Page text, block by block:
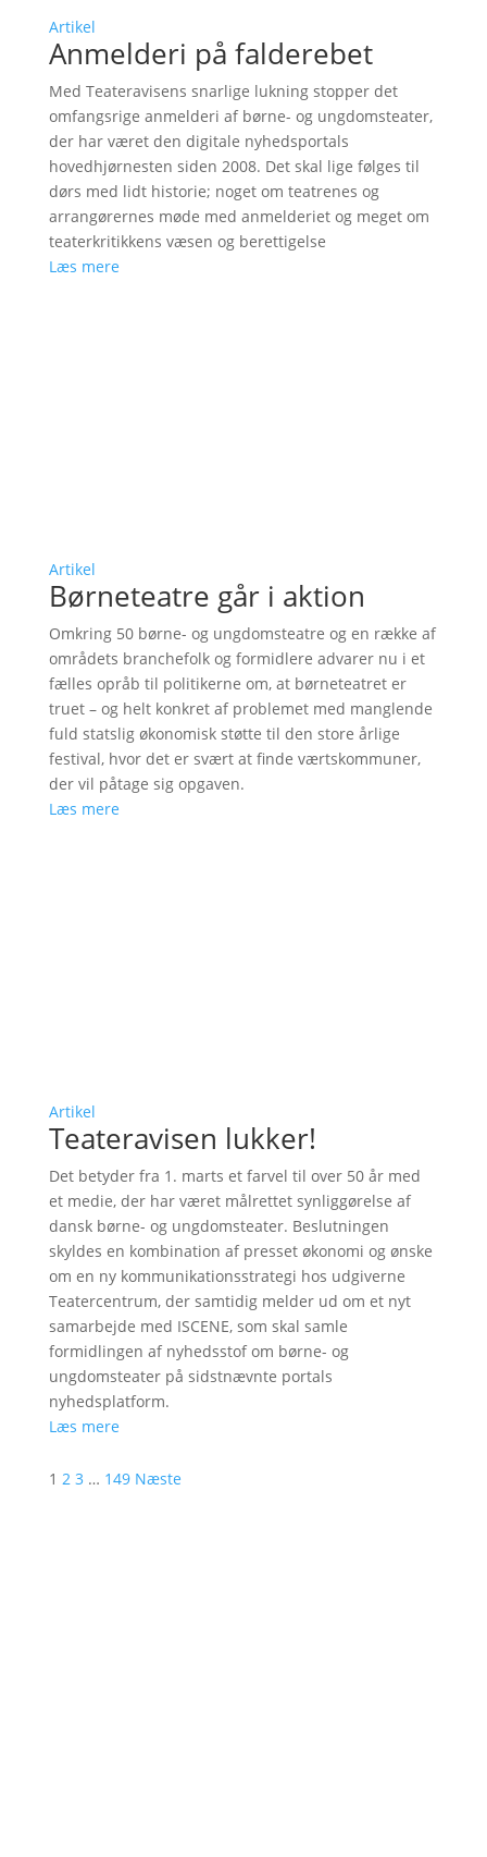
Artikel
Anmelderi på falderebet
Med Teateravisens snarlige lukning stopper det
omfangsrige anmelderi af børne- og ungdomsteater,
der har været den digitale nyhedsportals
hovedhjørnesten siden 2008. Det skal lige følges til
dørs med lidt historie; noget om teatrenes og
arrangørernes møde med anmelderiet og meget om
teaterkritikkens væsen og berettigelse
Læs mere
Artikel
Børneteatre går i aktion
Omkring 50 børne- og ungdomsteatre og en række af
områdets branchefolk og formidlere advarer nu i et
fælles opråb til politikerne om, at børneteatret er
truet – og helt konkret af problemet med manglende
fuld statslig økonomisk støtte til den store årlige
festival, hvor det er svært at finde værtskommuner,
der vil påtage sig opgaven.
Læs mere
Artikel
Teateravisen lukker!
Det betyder fra 1. marts et farvel til over 50 år med
et medie, der har været målrettet synliggørelse af
dansk børne- og ungdomsteater. Beslutningen
skyldes en kombination af presset økonomi og ønske
om en ny kommunikationsstrategi hos udgiverne
Teatercentrum, der samtidig melder ud om et nyt
samarbejde med ISCENE, som skal samle
formidlingen af nyhedsstof om børne- og
ungdomsteater på sidstnævnte portals
nyhedsplatform.
Læs mere
1 2 3 … 149 Næste